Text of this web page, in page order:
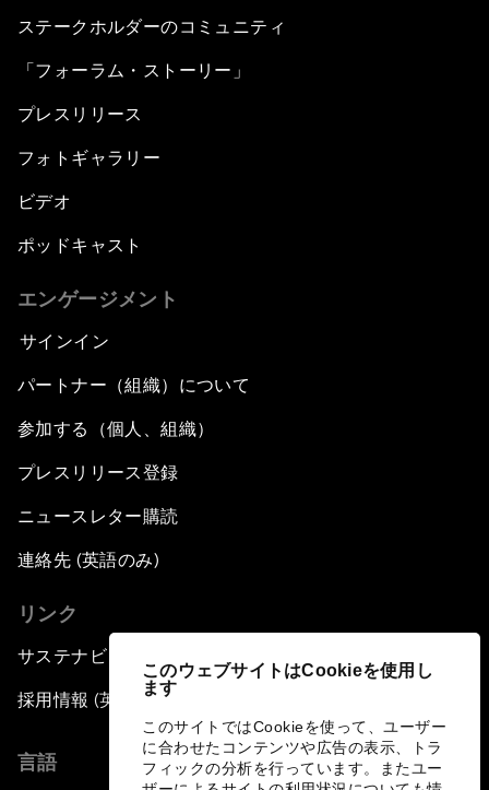
このウェブサイトはCookieを使用し
ます
このサイトではCookieを使って、ユーザー
に合わせたコンテンツや広告の表示、トラ
フィックの分析を行っています。またユー
ステークホルダーのコミュニティ
「フォーラム・ストーリー」
プレスリリース
フォトギャラリー
ビデオ
ポッドキャスト
エンゲージメント
サインイン
パートナー（組織）について
参加する（個人、組織）
プレスリリース登録
ニュースレター購読
連絡先 (英語のみ)
リンク
サステナビリティへの取り組み
採用情報 (英語のみ)
言語